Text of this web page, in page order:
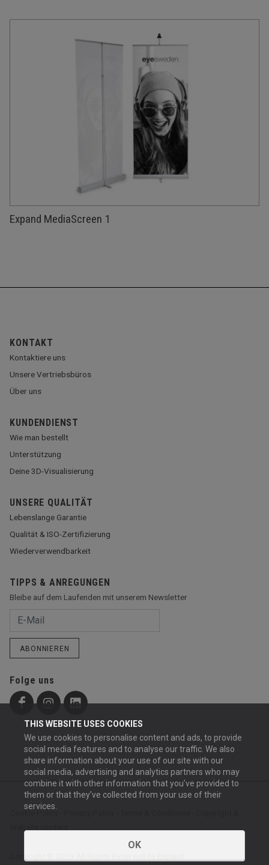
THIS WEBSITE USES COOKIES
We use cookies to personalise content and ads, to provide
social media features and to analyse our traffic. We also
share information about your use of our site with our
social media, advertising and analytics partners who may
combine it with other information that you’ve provided to
them or that they’ve collected from your use of their
services.
OK
Expand MediaScreen 1
KONTAKT
Kontaktiere uns
Unsere Vertriebsbüros
Über uns
KUNDENDIENST
Wie man bestellt
Unterstützung
Deine 3D-Visualisierung
UNSERE QUALITÄT
Lebenslange Garantie
Qualität & ISO-Zertifizierung
Wiederverwendbarkeit
TIPPS & ANREGUNGEN
Bleibe auf dem Laufenden mit unserem Newsletter
ABONNIEREN
Folge uns